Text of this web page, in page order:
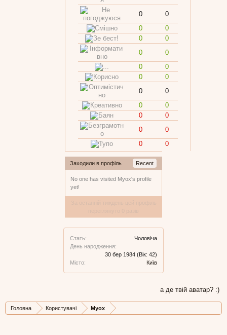
0
0
0
0
0
0
0
0
0
0
0
0
0
0
0
0
0
0
0
0
0
0
Заходили в профіль Recent
No one has visited Myox's profile
yet!
Стать:
Чоловіча
День народження:
30 бер 1984 (Вік: 42)
Місто:
Київ
а де твій аватар? :)
Головна Користувачі Myox